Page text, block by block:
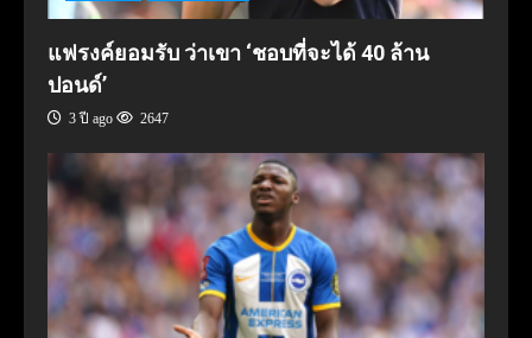
แฟรงค์ยอมรับ ว่าเขา ‘ชอบที่จะได้ 40 ล้าน
ปอนด์’
3 ปี ago 2647